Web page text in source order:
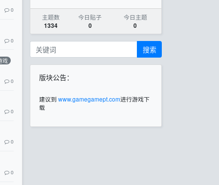
0
0
戏
0
0
0
0
主题数
1334
今日贴子
0
今日主题
0
搜索
版块公告：
建议到 www.gamegamept.com进行游戏下
载